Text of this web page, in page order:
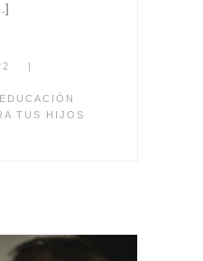
|
EDUCACIÓN
TUS HIJOS